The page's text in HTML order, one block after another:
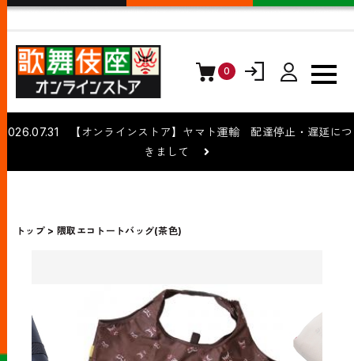
0
ログイン
2026.07.31 【オンラインストア】ヤマト運輸 配達停止・遅延につ
きまして
トップ 隈取エコトートバッグ(茶色)